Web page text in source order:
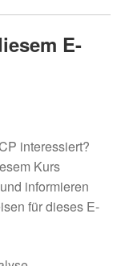
E-
interessiert?
Kurs
informieren
für dieses E-